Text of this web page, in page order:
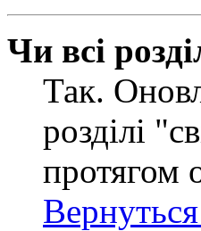
Чи всі
Так.
розділі
протягом